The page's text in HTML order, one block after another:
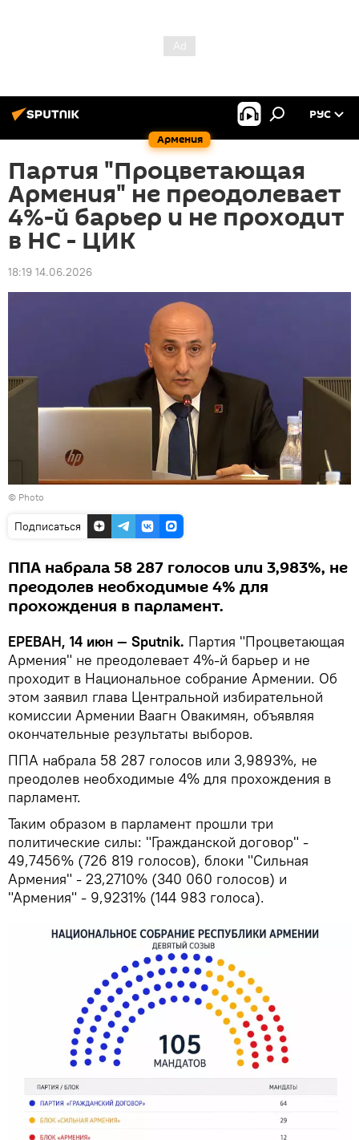
Армения
РУС
Партия "Процветающая
Армения" не преодолевает
4%-й барьер и не проходит
в НС - ЦИК
18:19 14.06.2026
© Photo
Подписаться
ППА набрала 58 287 голосов или 3,983%, не
преодолев необходимые 4% для
прохождения в парламент.
ЕРЕВАН, 14 июн — Sputnik. Партия "Процветающая
Армения" не преодолевает 4%-й барьер и не
проходит в Национальное собрание Армении. Об
этом заявил глава Центральной избирательной
комиссии Армении Ваагн Овакимян, объявляя
окончательные результаты выборов.
ППА набрала 58 287 голосов или 3,9893%, не
преодолев необходимые 4% для прохождения в
парламент.
Таким образом в парламент прошли три
политические силы: "Гражданской договор" -
49,7456% (726 819 голосов), блоки "Сильная
Армения" - 23,2710% (340 060 голосов) и
"Армения" - 9,9231% (144 983 голоса).